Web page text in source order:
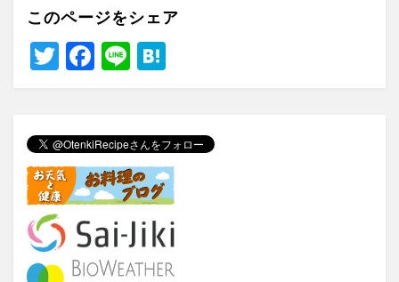
このページをシェア
T
er
F
e
b
o
o
k
Li
n
a